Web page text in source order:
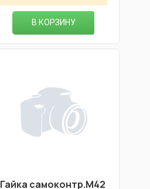
В КОРЗИНУ
Гайка самоконтр.М42